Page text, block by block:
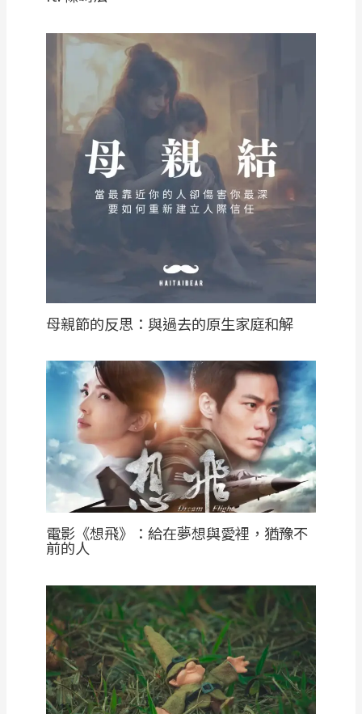
母親節的反思：與過去的原生家庭和解
電影《想飛》：給在夢想與愛裡，猶豫不
前的人